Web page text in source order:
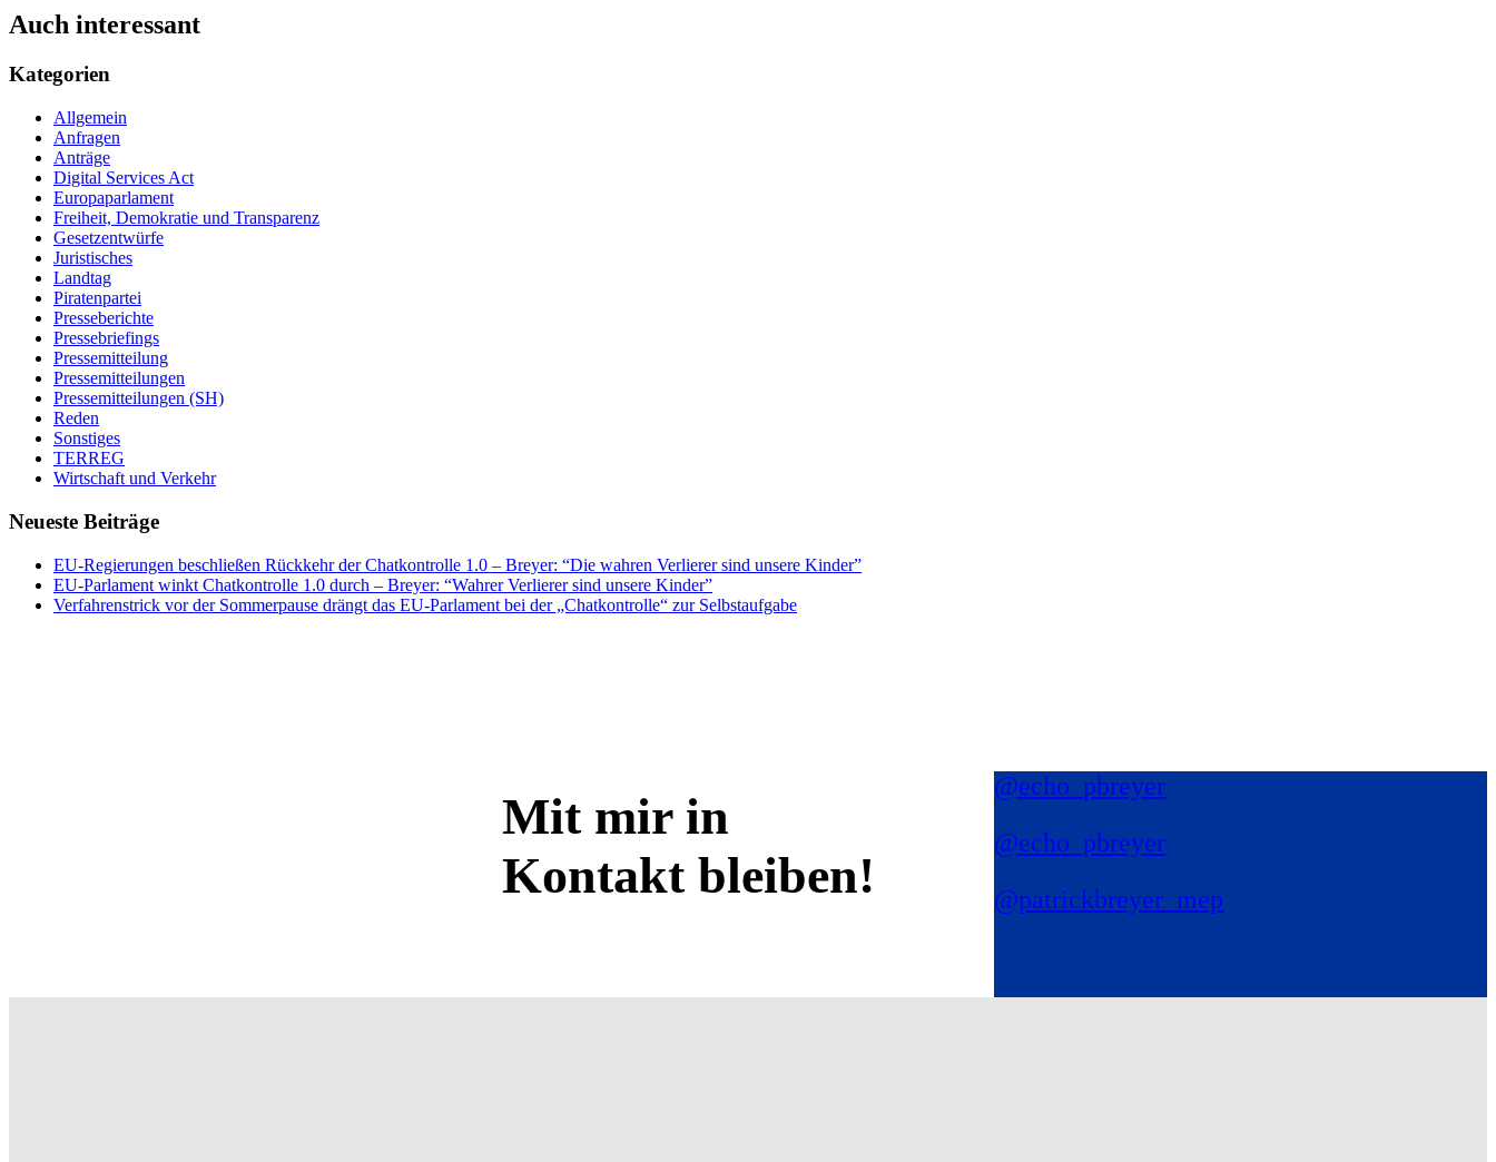
Auch interessant
Kategorien
Allgemein
Anfragen
Anträge
Digital Services Act
Europaparlament
Freiheit, Demokratie und Transparenz
Gesetzentwürfe
Juristisches
Landtag
Piratenpartei
Presseberichte
Pressebriefings
Pressemitteilung
Pressemitteilungen
Pressemitteilungen (SH)
Reden
Sonstiges
TERREG
Wirtschaft und Verkehr
Neueste Beiträge
EU-Regierungen beschließen Rückkehr der Chatkontrolle 1.0 – Breyer: “Die wahren Verlierer sind unsere Kinder”
EU-Parlament winkt Chatkontrolle 1.0 durch – Breyer: “Wahrer Verlierer sind unsere Kinder”
Verfahrenstrick vor der Sommerpause drängt das EU-Parlament bei der „Chatkontrolle“ zur Selbstaufgabe
Mit mir in
Kontakt bleiben!
@echo_pbreyer
@echo_pbreyer
@patrickbreyer_mep